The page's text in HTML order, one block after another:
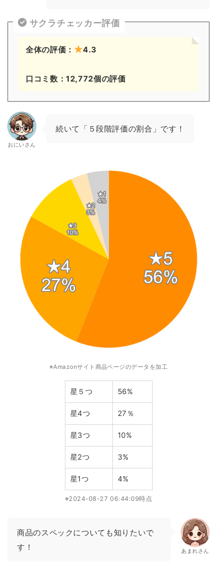
サクラチェッカー評価
全体の評価： 4.3
口コミ数：12,772個の評価
おにいさん
続いて「５段階評価の割合」です！
※Amazonサイト商品ページのデータを加工
星５つ 56%
星4つ 27％
星3つ 10%
星2つ 3%
星1つ 4%
※2024-08-27 06:44:09時点
商品のスペックについても知りたいで
す！
あまれさん